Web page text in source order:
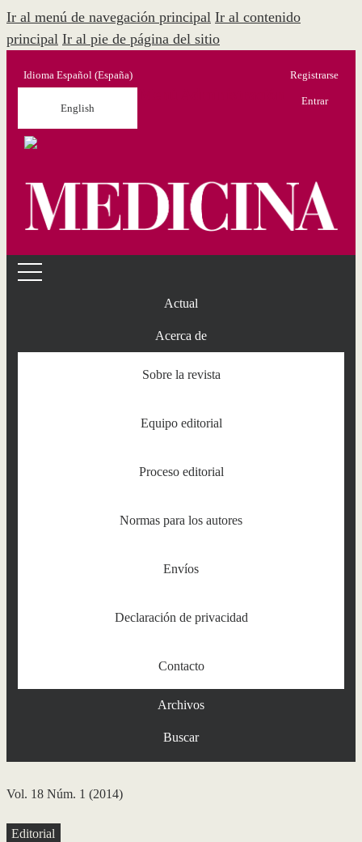
Ir al menú de navegación principal Ir al contenido
principal Ir al pie de página del sitio
Idioma Español (España)
English
Registrarse
Entrar
Actual
Acerca de
Sobre la revista
Equipo editorial
Proceso editorial
Normas para los autores
Envíos
Declaración de privacidad
Contacto
Archivos
Buscar
Vol. 18 Núm. 1 (2014)
Editorial